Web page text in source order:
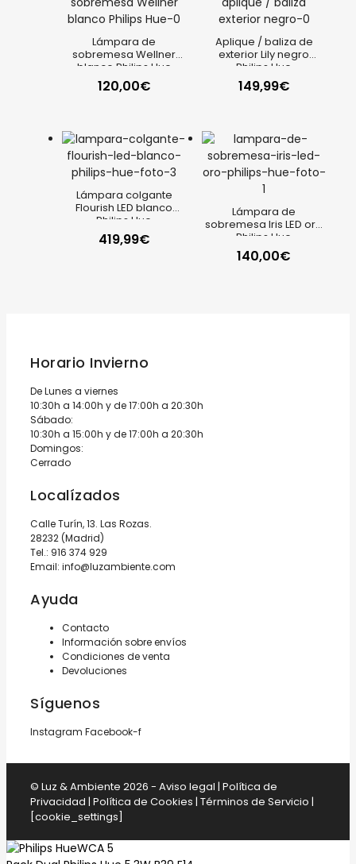
Lámpara de
sobremesa Wellner
blanco Philips Hue
120,00€
Aplique / baliza de
exterior Lily negro
Philips Hue
149,99€
Lámpara colgante
Flourish LED blanco
Philips Hue
419,99€
Lámpara de
sobremesa Iris LED oro
Philips Hue
140,00€
Horario Invierno
De Lunes a viernes
10:30h a 14:00h y de 17:00h a 20:30h
Sábado:
10:30h a 15:00h y de 17:00h a 20:30h
Domingos:
Cerrado
Localízados
Calle Turín, 13. Las Rozas.
28232 (Madrid)
Tel.: 916 374 929
Email: info@luzambiente.com
Ayuda
Contacto
Información sobre envíos
Condiciones de venta
Devoluciones
Síguenos
Instagram Facebook-f
© Luz & Ambiente 2026 - Aviso legal | Política de
Privacidad | Política de Cookies | Términos de Servicio |
[cookie_settings]